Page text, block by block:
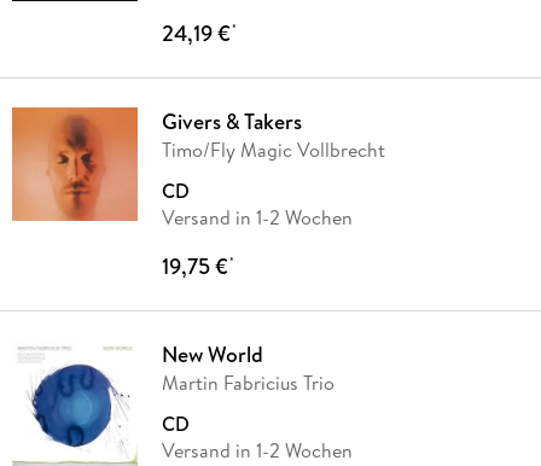
24,19 €*
Givers & Takers
Timo/Fly Magic Vollbrecht
CD
Versand in 1-2 Wochen
19,75 €*
New World
Martin Fabricius Trio
CD
Versand in 1-2 Wochen